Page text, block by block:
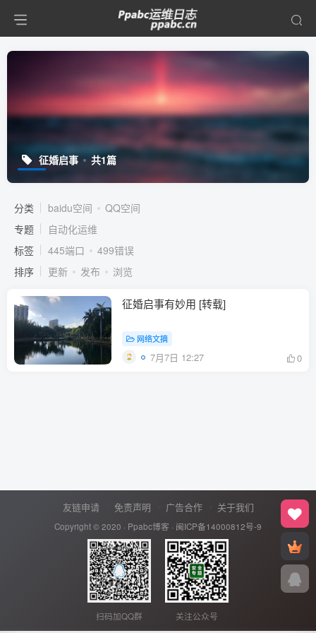
征婚启事 共1篇
分类 baidu空间
QQ空间
专题
自动化运维
标签
445端口
499错误
排序
更新 发布 浏览
征婚启事有妙用 [转载]
网络文摘
7月7日 12:27 0
友链申请 免责声明 广告合作 关于我们
Copyright © 2020 · Ppabc博客 · 闽ICP备14000812号-9
扫码加QQ群 关注公众号